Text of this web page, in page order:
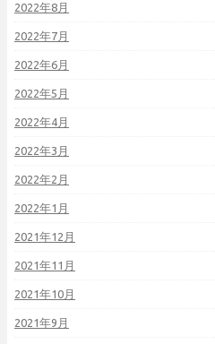
2022年8月
2022年7月
2022年6月
2022年5月
2022年4月
2022年3月
2022年2月
2022年1月
2021年12月
2021年11月
2021年10月
2021年9月